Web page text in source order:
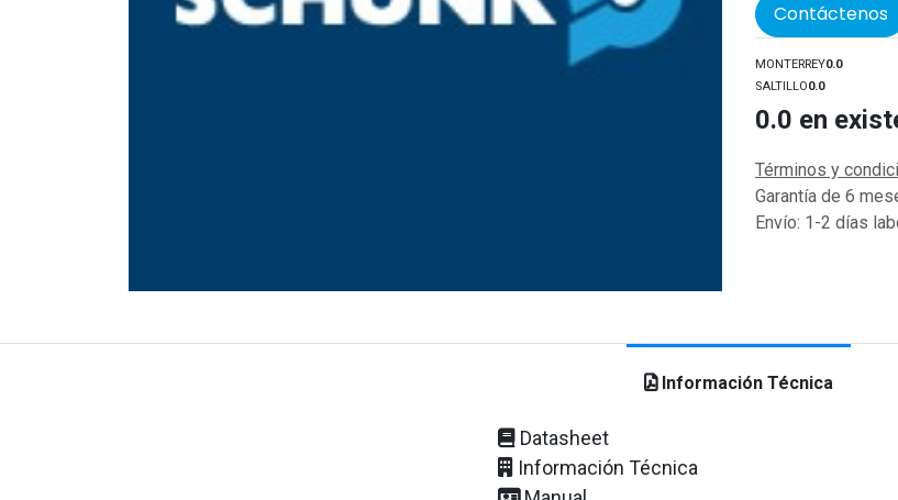
Contáctenos
MONTERREY0.0
SALTILLO0.0
0.0 en
Términos y
Garantía de 6
Envío: 1-2 días
Información Técnica
Datasheet
Información Técnica